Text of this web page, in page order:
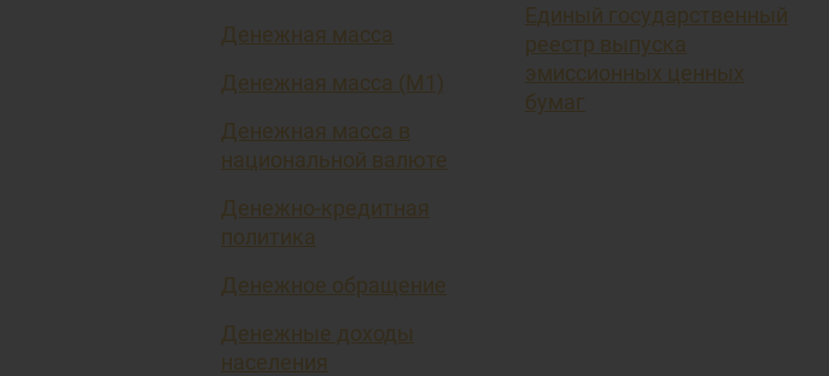
Денежная масса
Денежная масса (М1)
Денежная масса в
национальной валюте
Денежно-кредитная
политика
Денежное обращение
Денежные доходы
населения
Единый государственный
реестр выпуска
эмиссионных ценных
бумаг